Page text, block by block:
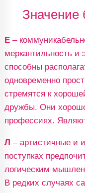
Значение
Е–
меркантильность и
способны
одновременно
стремятся к
дружбы. Они
профессиях.
Л – артистичные и
поступках
логическим
В редких случаях